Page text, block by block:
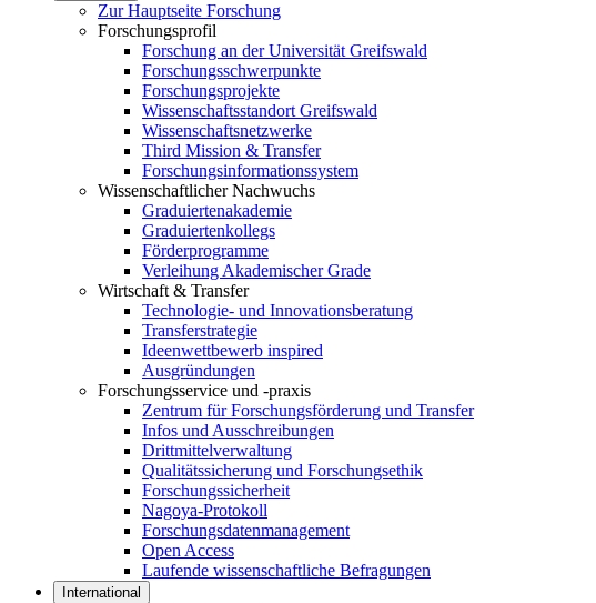
Zur Hauptseite Forschung
Forschungsprofil
Forschung an der Universität Greifswald
Forschungsschwerpunkte
Forschungsprojekte
Wissenschaftsstandort Greifswald
Wissenschaftsnetzwerke
Third Mission & Transfer
Forschungsinformationssystem
Wissenschaftlicher Nachwuchs
Graduiertenakademie
Graduiertenkollegs
Förderprogramme
Verleihung Akademischer Grade
Wirtschaft & Transfer
Technologie- und Innovationsberatung
Transferstrategie
Ideenwettbewerb inspired
Ausgründungen
Forschungsservice und -praxis
Zentrum für Forschungsförderung und Transfer
Infos und Ausschreibungen
Drittmittelverwaltung
Qualitätssicherung und Forschungsethik
Forschungssicherheit
Nagoya-Protokoll
Forschungsdatenmanagement
Open Access
Laufende wissenschaftliche Befragungen
International